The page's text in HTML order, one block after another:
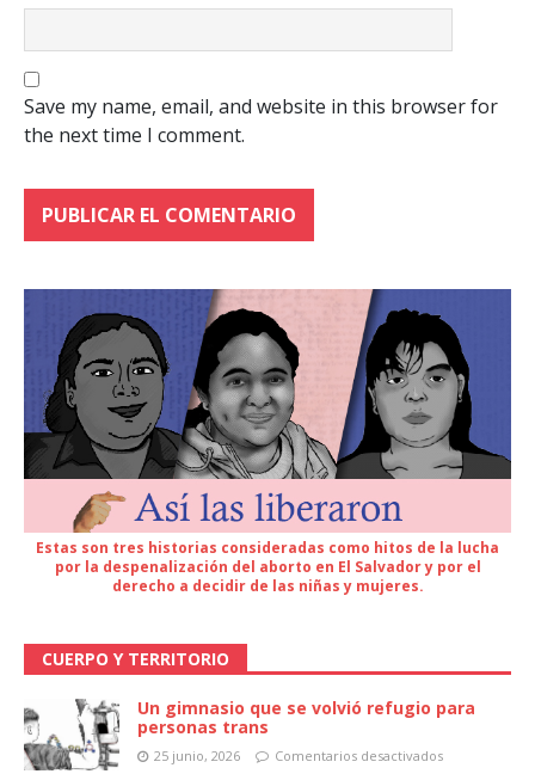
Save my name, email, and website in this browser for
the next time I comment.
Estas son tres historias consideradas como hitos de la lucha
por la despenalización del aborto en El Salvador y por el
derecho a decidir de las niñas y mujeres.
CUERPO Y TERRITORIO
Un gimnasio que se volvió refugio para
personas trans
25 junio, 2026 Comentarios desactivados